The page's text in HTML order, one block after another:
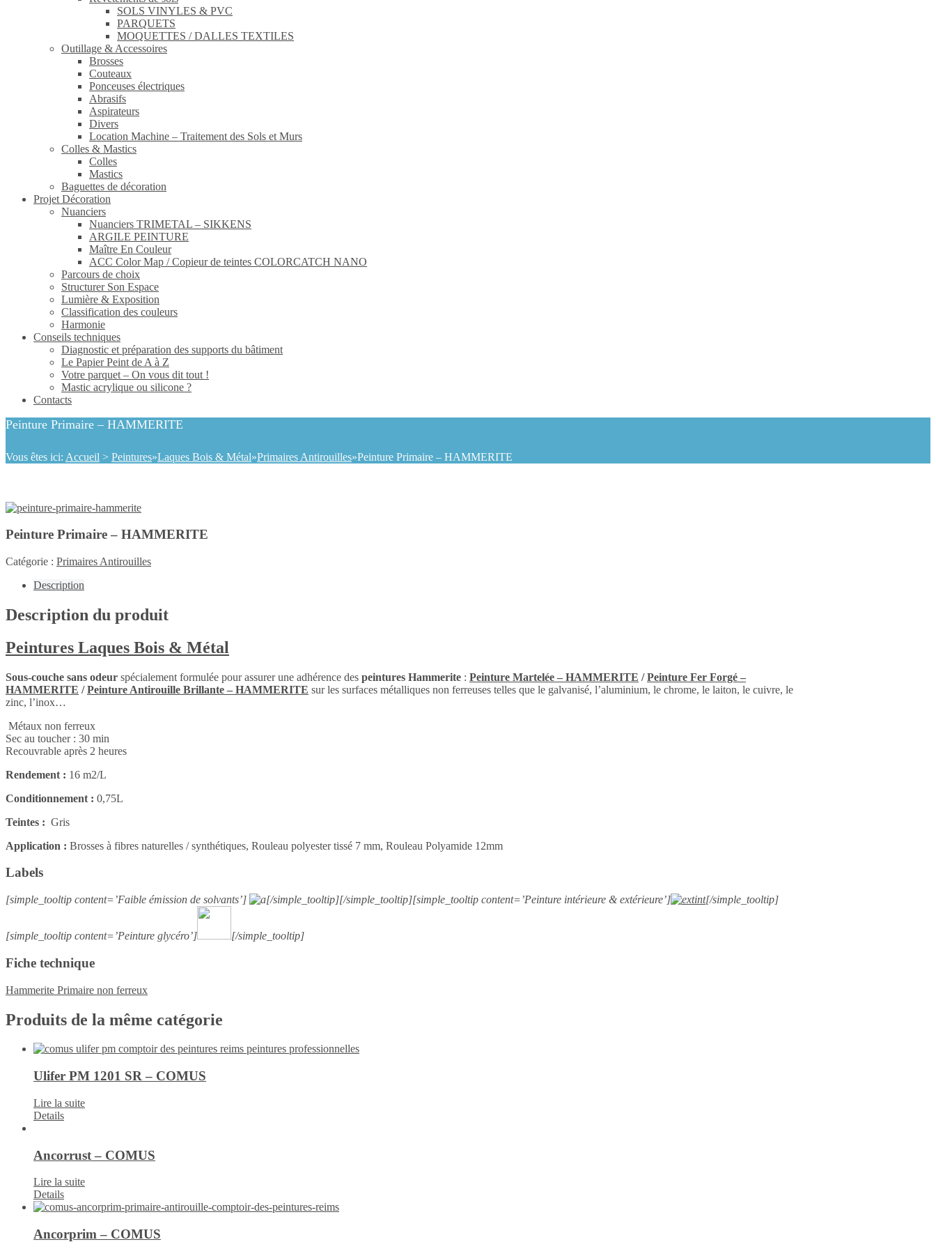
SOLS VINYLES & PVC
PARQUETS
MOQUETTES / DALLES TEXTILES
Outillage & Accessoires
Brosses
Couteaux
Ponceuses électriques
Abrasifs
Aspirateurs
Divers
Location Machine – Traitement des Sols et Murs
Colles & Mastics
Colles
Mastics
Baguettes de décoration
Projet Décoration
Nuanciers
Nuanciers TRIMETAL – SIKKENS
ARGILE PEINTURE
Maître En Couleur
ACC Color Map / Copieur de teintes COLORCATCH NANO
Parcours de choix
Structurer Son Espace
Lumière & Exposition
Classification des couleurs
Harmonie
Conseils techniques
Diagnostic et préparation des supports du bâtiment
Le Papier Peint de A à Z
Votre parquet – On vous dit tout !
Mastic acrylique ou silicone ?
Contacts
Peinture Primaire – HAMMERITE
Vous êtes ici: Accueil > Peintures»Laques Bois & Métal»Primaires Antirouilles»Peinture Primaire – HAMMERITE
Peinture Primaire – HAMMERITE
Catégorie : Primaires Antirouilles
Description
Description du produit
Peintures Laques Bois & Métal
Sous-couche sans odeur spécialement formulée pour assurer une adhérence des peintures Hammerite : Peinture Martelée – HAMMERITE /Peinture Fer Forgé –
HAMMERITE /Peinture Antirouille Brillante – HAMMERITE sur les surfaces métalliques non ferreuses telles que le galvanisé, l’aluminium, le chrome, le laiton, le cuivre, le
zinc, l’inox…
Métaux non ferreux
Sec au toucher : 30 min
Recouvrable après 2 heures
Rendement : 16 m2/L
Conditionnement : 0,75L
Teintes : Gris
Application : Brosses à fibres naturelles / synthétiques, Rouleau polyester tissé 7 mm, Rouleau Polyamide 12mm
Labels
[simple_tooltip content=’Faible émission de solvants’] [/simple_tooltip][/simple_tooltip][simple_tooltip content=’Peinture intérieure & extérieure’] [/simple_tooltip]
[simple_tooltip content=’Peinture glycéro’] [/simple_tooltip]
Fiche technique
Hammerite Primaire non ferreux
Produits de la même catégorie
Ulifer PM 1201 SR – COMUS
Lire la suite
Details
Ancorrust – COMUS
Lire la suite
Details
Ancorprim – COMUS